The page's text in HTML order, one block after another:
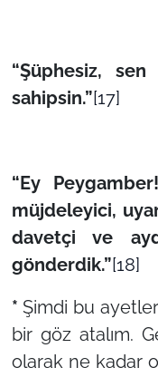
“Şüphesiz,
sahipsin.”[17]
“Ey
müjdeleyici,
davetçi ve
gönderdik.”[18]
* Şimdi bu ayetler
bir göz atalım.
olarak ne kadar